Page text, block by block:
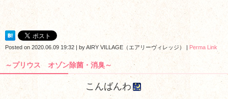
Posted on 2020.06.09 19:32 | byAIRY VILLAGE（エアリーヴィレッジ） | Perma Link
～プリウス オゾン除菌・消臭～
こんばんわ